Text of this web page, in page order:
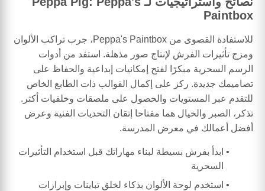
Paintbox
للاستفادة القصوى من Peppa's Paintbox، جرب تراكب الألوان
ومزج تأثيرات الفرش لإنتاج صور مذهلة. استفد من أدوات
الرسم السحرية مبكرًا لفتح إمكانيات إبداعية والحفاظ على
تصاميمك جديدة. ركز على إكمال القوالب ذات الطابع الخاص
للتقدم عبر المستويات والحصول على ملصقات وخلفيات أكثر.
تذكر، الصبر والخيال هما مفتاحا إتقان التحديات الفنية وعرض
أفضل أعمالك في معرض المدرسة.
ابدأ بفرش بسيطة لبناء مهاراتك قبل استخدام التأثيرات
السحرية
استخدم لوحة الألوان بذكاء لخلق تباينات وإبرازات